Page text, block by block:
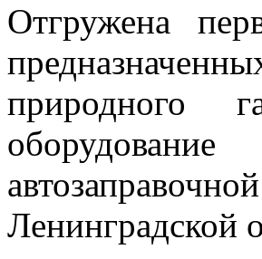
Отгружена
природного
Ленинградской